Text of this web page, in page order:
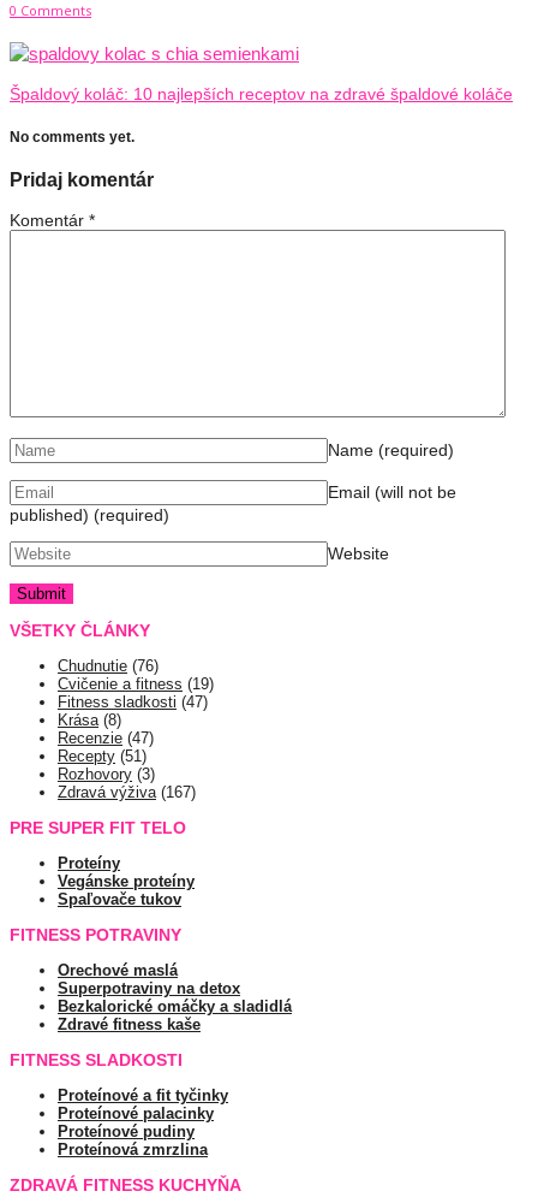
0 Comments
Špaldový koláč: 10 najlepších receptov na zdravé špaldové koláče
No comments yet.
Pridaj komentár
Komentár *
Name (required)
Email (will not be
published) (required)
Website
VŠETKY ČLÁNKY
Chudnutie (76)
Cvičenie a fitness (19)
Fitness sladkosti (47)
Krása(8)
Recenzie (47)
Recepty (51)
Rozhovory (3)
Zdravá výživa(167)
PRE SUPER FIT TELO
Proteíny
Vegánske proteíny
Spaľovače tukov
FITNESS POTRAVINY
Orechové maslá
Superpotraviny na detox
Bezkalorické omáčky a sladidlá
Zdravé fitness kaše
FITNESS SLADKOSTI
Proteínové a fit tyčinky
Proteínové palacinky
Proteínové pudiny
Proteínová zmrzlina
ZDRAVÁ FITNESS KUCHYŇA